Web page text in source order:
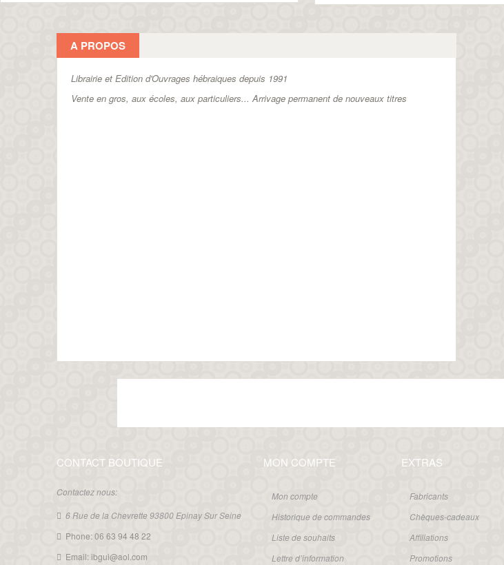
A PROPOS
Librairie et Edition d'Ouvrages hébraiques depuis 1991
Vente en gros, aux écoles, aux particuliers...Arrivage permanent de nouveaux titres
CONTACT BOUTIQUE
Contactez nous:
6 Rue de la Chevrette 93800 Epinay Sur Seine
Phone: 06 63 94 48 22
Email: ibgui@aol.com
MON COMPTE
Mon compte
Historique de commandes
Liste de souhaits
Lettre d’information
EXTRAS
Fabricants
Chèques-cadeaux
Affiliations
Promotions